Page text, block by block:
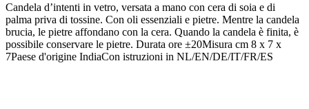
Candela d’intenti in vetro, versata a mano con cera di soia e di
palma priva di tossine. Con oli essenziali e pietre. Mentre la candela
brucia, le pietre affondano con la cera. Quando la candela è finita, è
possibile conservare le pietre. Durata ore ±20Misura cm 8 x 7 x
7Paese d'origine IndiaCon istruzioni in NL/EN/DE/IT/FR/ES